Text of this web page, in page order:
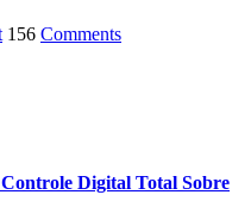
156 Comments
Digital Total Sobre